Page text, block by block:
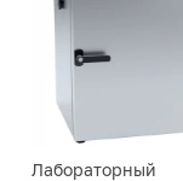
Лабораторный